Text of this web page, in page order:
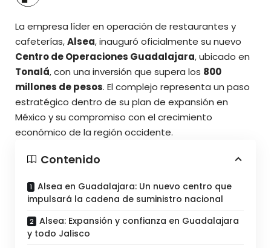
La empresa líder en operación de restaurantes y
cafeterías,Alsea, inauguró oficialmente su nuevo
Centro de Operaciones Guadalajara, ubicado en
Tonalá, con una inversión que supera los 800
millones de pesos. El complejo representa un paso
estratégico dentro de su plan de expansión en
México y su compromiso con elcrecimiento
económico de la región occidente.
Contenido
Alsea en Guadalajara: Un nuevo centro que
impulsará la cadena de suministro nacional
Alsea: Expansión y confianza en Guadalajara
y todo Jalisco